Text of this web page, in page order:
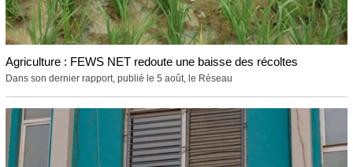
Agriculture : FEWS NET redoute une baisse des récoltes
Dans son dernier rapport, publié le 5 août, le Réseau